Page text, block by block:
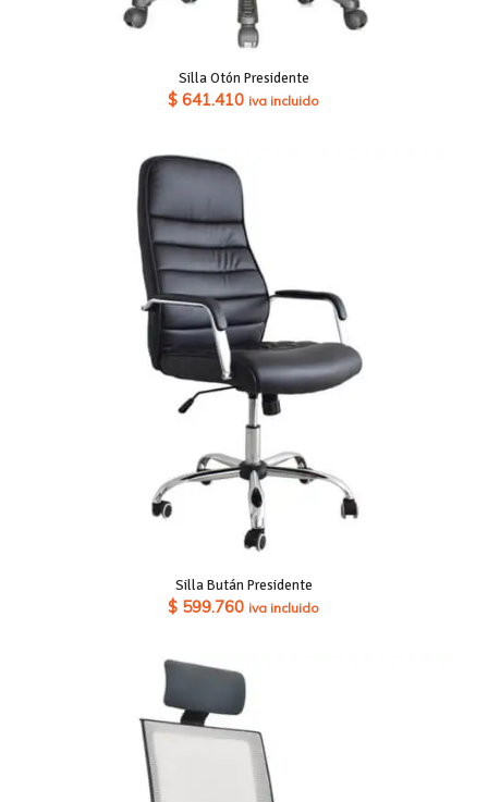
Silla Otón Presidente
$ 641.410 iva incluido
Silla Bután Presidente
$ 599.760 iva incluido